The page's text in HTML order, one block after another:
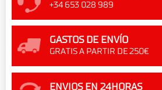
+34 653 028 989
GASTOS DE ENVÍO
GRATIS A PARTIR DE 250€
ENVIOS EN 24HORAS